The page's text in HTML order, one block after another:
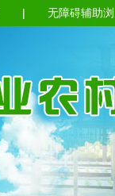
| 无障碍辅助